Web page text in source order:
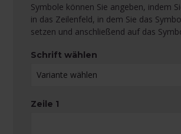
Symbole können Sie angeben, indem
in das Zeilenfeld, in dem Sie das
setzen und anschließend auf das
Schrift wählen
Zeile 1